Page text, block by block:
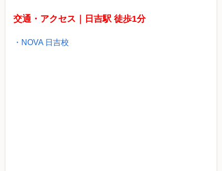
交通・アクセス｜日吉駅 徒歩1分
・NOVA 日吉校